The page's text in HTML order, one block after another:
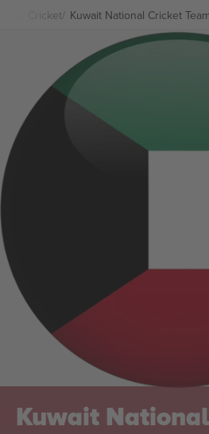
Cricket Kuwait National Cricket
Kuwait